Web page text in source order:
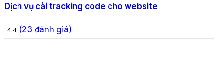
Dịch vụ cài tracking code cho website
4.4 (23 đánh giá)